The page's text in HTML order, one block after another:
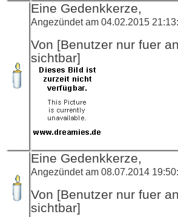
Eine Gedenkkerze,
Angezündet am 04.02.2015
Von [Benutzer nur fuer
sichtbar]
Eine Gedenkkerze,
Angezündet am 08.07.2014
Von [Benutzer nur fuer
sichtbar]